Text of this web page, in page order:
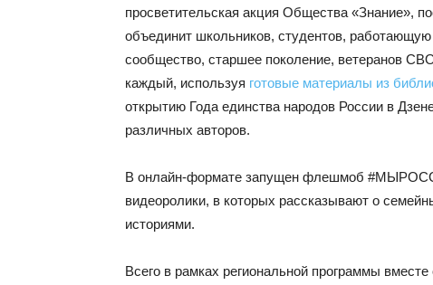
просветительская акция Общества «Знание»,
объединит школьников, студентов,
сообщество, старшее поколение, ветеранов
каждый, используя готовые материалы из
открытию Года единства народов России в
различных авторов.
В онлайн-формате запущен флешмоб
видеоролики, в которых рассказывают о
историями.
Всего в рамках региональной программы